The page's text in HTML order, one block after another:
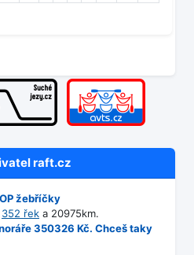
raft.cz
žebříčky
352 řek a 20975km.
350326 Kč. Chceš taky